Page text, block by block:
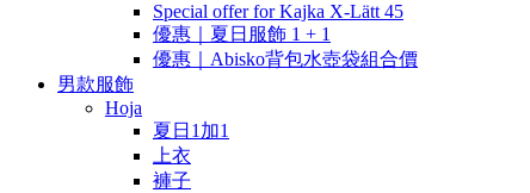
Special offer for Kajka X-Lätt 45
優惠｜夏日服飾 1 + 1
優惠｜Abisko背包水壺袋組合價
男款服飾
Hoja
夏日1加1
上衣
褲子